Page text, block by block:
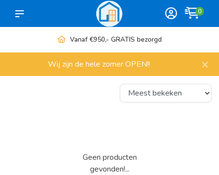
0
Vanaf €950,- GRATIS bezorgd
Wij zijn de hele zomer OPEN!! ×
Geen producten
gevonden!...